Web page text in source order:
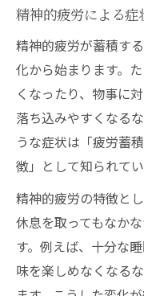
精神的疲労による
精神的疲労が蓄積す
化から始まります。
くなったり、物事に
落ち込みやすくなる
うな症状は「疲労蓄
徴」として知られてい
精神的疲労の特徴と
休息を取ってもなか
す。例えば、十分な
味を楽しめなくなる